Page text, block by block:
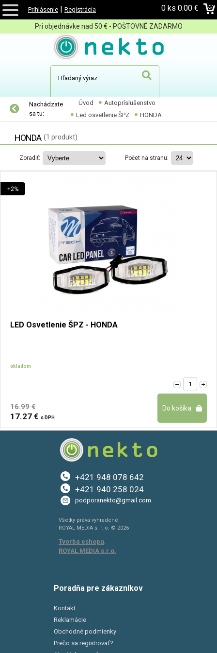
Prihlásenie | Registrácia 0 ks 0.00 €
Pri objednávke nad 50 € - POŠTOVNÉ ZADARMO
Nachádzate
sa tu:
Úvod
Autopríslušenstvo
Led osvetlenie ŠPZ
HONDA
HONDA (1 produkt)
Zoradiť: Počet na stranu:
+2%
LED Osvetlenie ŠPZ - HONDA
skladom
16.99 €
17.27 € s DPH
+421 948 078 642
+421 940 258 024
podporanekto@gmail.com
Všetky práva vyhradené.
ROYAL MEDIA s. r. o. © 2026
Tvorba eshopu:
ROYAL MEDIA s.r.o.
Poradňa pre zákazníkov
Kontakt
Reklamácie
Obchodné podmienky
Prečo sa registrovať?